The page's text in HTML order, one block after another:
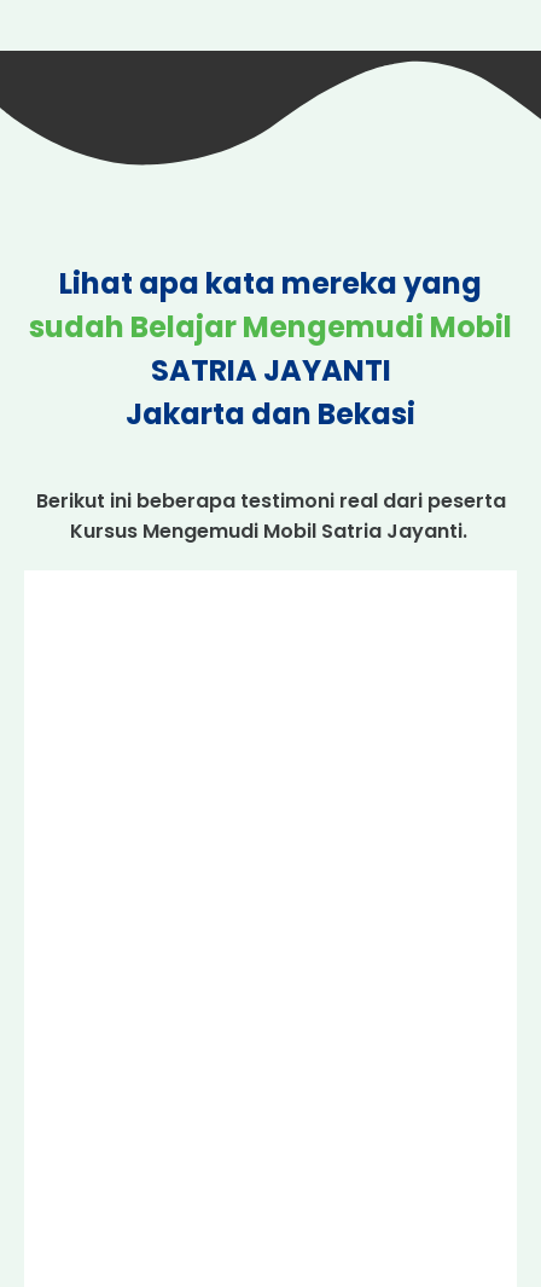
Lihat apa kata mereka yang
sudah Belajar Mengemudi Mobil
SATRIA JAYANTI
Jakarta dan Bekasi
Berikut ini beberapa testimoni real dari peserta
Kursus Mengemudi Mobil Satria Jayanti.